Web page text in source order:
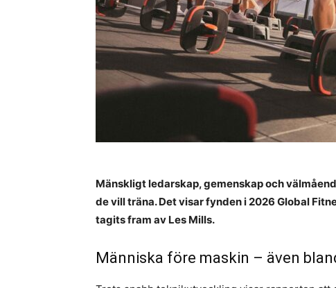
Mänskligt ledarskap, gemenskap och
de vill träna. Det visar fynden i 2026 Global
tagits fram av Les Mills.
Människa före maskin – även